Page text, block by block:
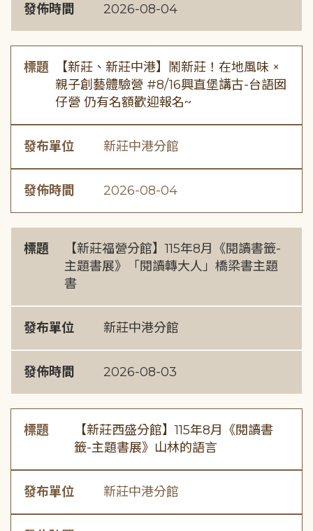
發佈時間 2026-08-04
標題
【新莊、新莊中港】鬧新莊！在地風味 ×
親子創藝體驗營 #8/16興直堡講古-台語囡
仔營 仍有名額歡迎報名~
發布單位 新莊中港分館
發佈時間 2026-08-04
標題
【新莊福營分館】115年8月《閱讀書籤-
主題書展》「閱讀轉大人」橋梁書主題
書
發布單位 新莊中港分館
發佈時間 2026-08-03
標題
【新莊西盛分館】115年8月《閱讀書
籤-主題書展》山林的語言
發布單位 新莊中港分館